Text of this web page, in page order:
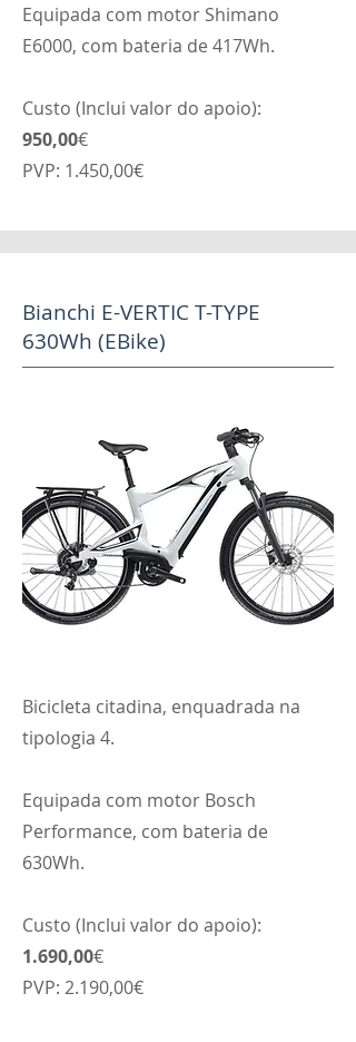
Equipada com motor Shimano
E6000, com bateria de 417Wh.
Custo (Inclui valor do apoio):
950,00€
PVP: 1.450,00€
Bianchi E-VERTIC T-TYPE
630Wh (EBike)
Bicicleta citadina, enquadrada na
tipologia 4.
Equipada com motor Bosch
Performance, com bateria de
630Wh.
Custo (Inclui valor do apoio):
1.690,00€
PVP: 2.190,00€